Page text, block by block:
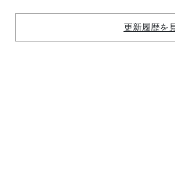
更新履歴を